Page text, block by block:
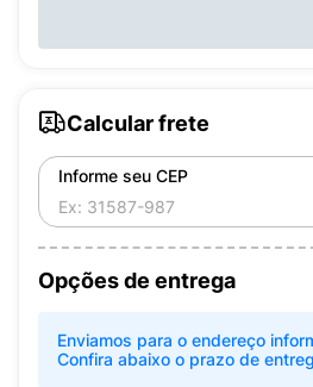
Calcular frete
Informe seu CEP
Opções de entrega
Enviamos para o endereço
Confira abaixo o prazo de